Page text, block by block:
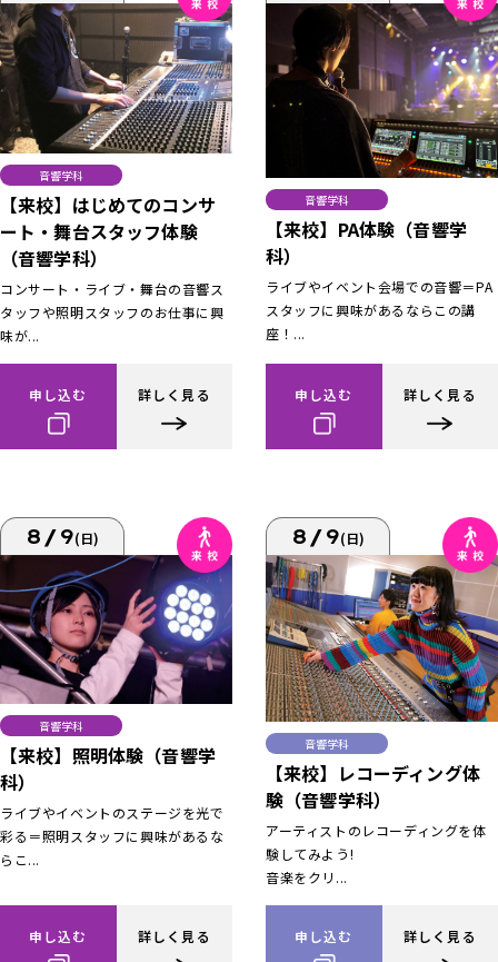
音響学科
【来校】はじめてのコンサ
ート・舞台スタッフ体験
（音響学科）
コンサート・ライブ・舞台の音響ス
タッフや照明スタッフのお仕事に興
味が...
申し込む 詳しく見る
音響学科
【来校】PA体験（音響学
科）
ライブやイベント会場での音響＝PA
スタッフに興味があるならこの講
座！...
申し込む 詳しく見る
8/9(日)
音響学科
【来校】照明体験（音響学
科）
ライブやイベントのステージを光で
彩る＝照明スタッフに興味があるな
らこ...
申し込む 詳しく見る
8/9(日)
音響学科
【来校】レコーディング体
験（音響学科）
アーティストのレコーディングを体
験してみよう!
音楽をクリ...
申し込む 詳しく見る